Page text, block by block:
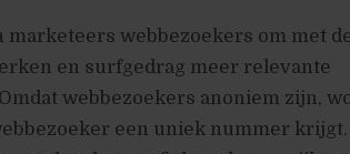
webbezoekers om met
en surfgedrag meer relevante
webbezoekers anoniem zijn,
een uniek nummer